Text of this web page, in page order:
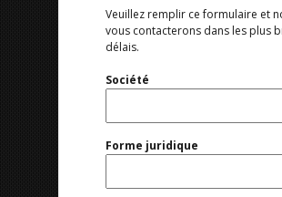
Veuillez remplir ce formulaire et
vous contacterons dans les plus
délais.
Société
Forme juridique